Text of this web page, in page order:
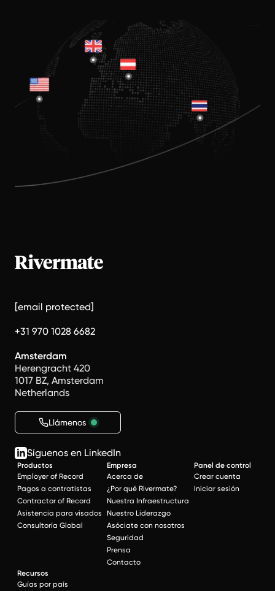
[email protected]
+31 970 1028 6682
Amsterdam
Herengracht 420
1017 BZ, Amsterdam
Netherlands
Llámenos
Síguenos en LinkedIn
Productos
Employer of Record
Pagos a contratistas
Contractor of Record
Asistencia para visados
Consultoría Global
Empresa
Acerca de
¿Por qué Rivermate?
Nuestra Infraestructura
Nuestro Liderazgo
Asóciate con nosotros
Seguridad
Prensa
Contacto
Panel de control
Crear cuenta
Iniciar sesión
Recursos
Guías por país